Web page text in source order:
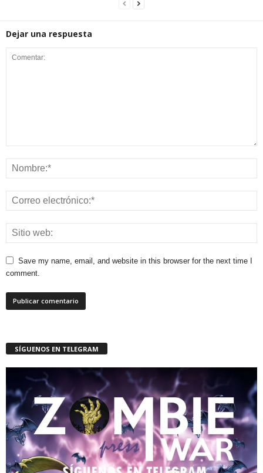
Dejar una respuesta
Save my name, email, and website in this browser for the next time I
comment.
SÍGUENOS EN TELEGRAM